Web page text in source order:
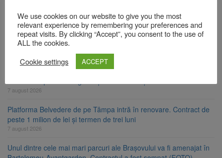
Brașov după plata prejudiciului
7 august 2026
Primăria Brașov amenință cu sistarea plăților către Brai-Cata și
Comprest. Motivul: platforme de gunoi neigienizate
7 august 2026
7 august 2026
Platforma Belvedere de pe Tâmpa intră în renovare. Contract de
peste 1 milion de lei și termen de trei luni
7 august 2026
Unul dintre cele mai mari parcuri ale Brașovului va fi amenajat în
We use cookies on our website to give you the most
relevant experience by remembering your preferences and
repeat visits. By clicking “Accept”, you consent to the use of
ALL the cookies.
Cookie settings
ACCEPT